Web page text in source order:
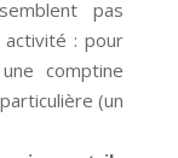
pas
: pour
comptine
(un